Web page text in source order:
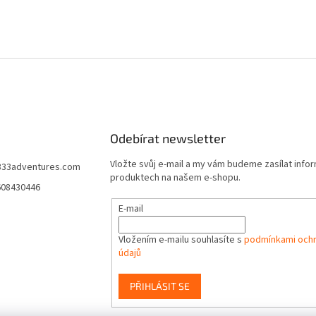
Odebírat newsletter
Vložte svůj e-mail a my vám budeme zasílat
produktech na našem e-shopu.
E-mail
Vložením e-mailu souhlasíte s podmínkami
údajů
PŘIHLÁSIT SE